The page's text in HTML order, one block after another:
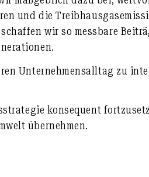
und die
wir so messbare
Unternehmensalltag zu
konsequent
übernehmen.